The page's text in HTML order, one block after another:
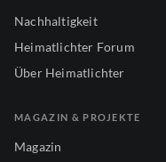
Nachhaltigkeit
Heimatlichter Forum
Über Heimatlichter
MAGAZIN & PROJEKTE
Magazin